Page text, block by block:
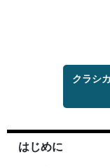
クラシ
はじめに